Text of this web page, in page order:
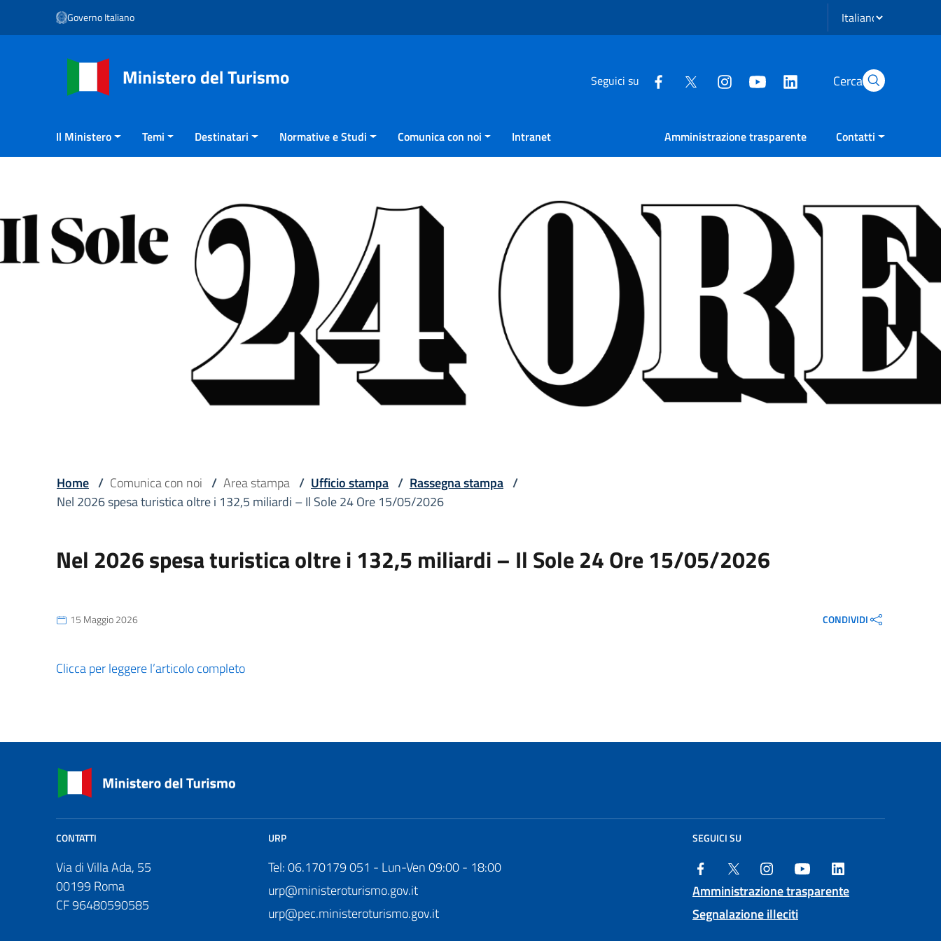
Vai ai contenuti
Vai al menu di navigazione
Governo Italiano Seleziona lingua
Seguici su Cerca
Il Ministero Temi Destinatari Normative e Studi Comunica con noi Intranet Amministrazione trasparente Contatti
Home / Comunica con noi / Area stampa / Ufficio stampa / Rassegna stampa /
Nel 2026 spesa turistica oltre i 132,5 miliardi – Il Sole 24 Ore 15/05/2026
Nel 2026 spesa turistica oltre i 132,5 miliardi – Il Sole 24 Ore 15/05/2026
15 Maggio 2026 CONDIVIDI
Clicca per leggere l’articolo completo
CONTATTI
Via di Villa Ada, 55
00199 Roma
CF 96480590585
URP
Tel: 06.170179 051 - Lun-Ven 09:00 - 18:00
urp@ministeroturismo.gov.it
urp@pec.ministeroturismo.gov.it
SEGUICI SU
Amministrazione trasparente
Segnalazione illeciti